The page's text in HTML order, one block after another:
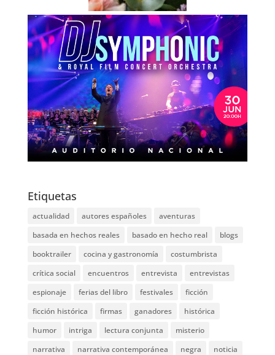
Etiquetas
actualidad autores españoles
aventuras
basada en hechos reales
basado en hecho real
blogs
booktrailer
cocina y gastronomía
costumbrista
crítica social
encuentros entrevista
entrevistas
espionaje
ferias del libro festivales
ficción
ficción histórica
firmas ganadores
histórica
humor
intriga lectura conjunta
misterio
narrativa
narrativa contemporánea negra
noticia